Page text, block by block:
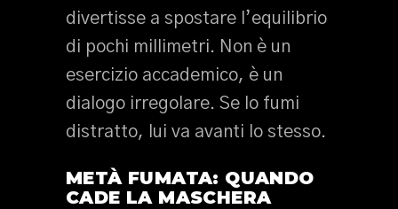
divertisse a spostare l’equilibrio
di pochi millimetri. Non è un
esercizio accademico, è un
dialogo irregolare. Se lo fumi
distratto, lui va avanti lo stesso.
METÀ FUMATA: QUANDO
CADE LA MASCHERA